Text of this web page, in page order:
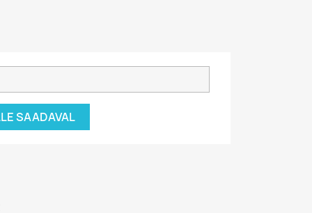
SAADAVAL